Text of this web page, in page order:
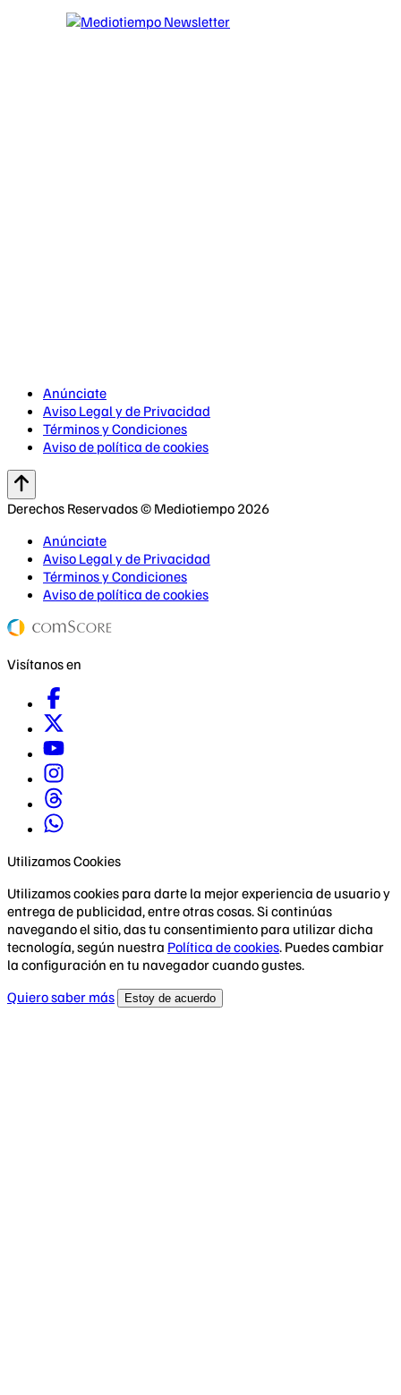
Anúnciate
Aviso Legal y de Privacidad
Términos y Condiciones
Aviso de política de cookies
Derechos Reservados © Mediotiempo 2026
Anúnciate
Aviso Legal y de Privacidad
Términos y Condiciones
Aviso de política de cookies
Visítanos en
Utilizamos Cookies
Utilizamos cookies para darte la mejor experiencia de usuario y
entrega de publicidad, entre otras cosas. Si continúas
navegando el sitio, das tu consentimiento para utilizar dicha
tecnología, según nuestra Política de cookies. Puedes cambiar
la configuración en tu navegador cuando gustes.
Quiero saber más
Estoy de acuerdo